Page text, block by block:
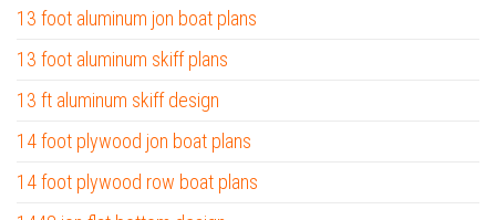
13 foot aluminum jon boat plans
13 foot aluminum skiff plans
13 ft aluminum skiff design
14 foot plywood jon boat plans
14 foot plywood row boat plans